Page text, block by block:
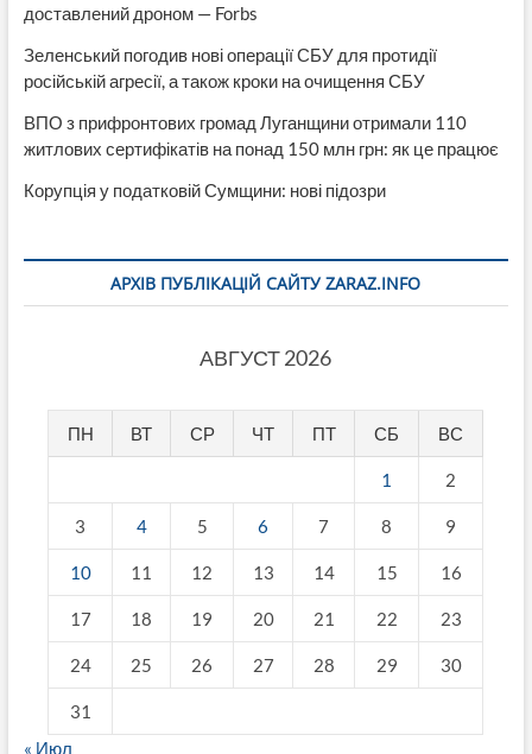
доставлений дроном — Forbs
Зеленський погодив нові операції СБУ для протидії
російській агресії, а також кроки на очищення СБУ
ВПО з прифронтових громад Луганщини отримали 110
житлових сертифікатів на понад 150 млн грн: як це працює
Корупція у податковій Сумщини: нові підозри
АРХІВ ПУБЛІКАЦІЙ САЙТУ ZARAZ.INFO
АВГУСТ 2026
ПН ВТ СР ЧТ ПТ СБ ВС
1 2
3 4 5 6 7 8 9
10 11 12 13 14 15 16
17 18 19 20 21 22 23
24 25 26 27 28 29 30
31
« Июл